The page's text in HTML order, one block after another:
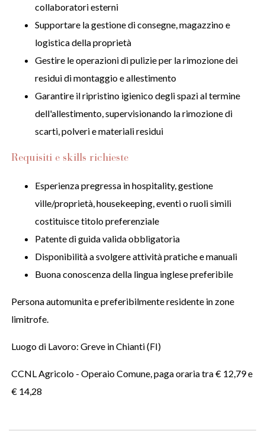
collaboratori esterni
Supportare la gestione di consegne, magazzino e
logistica della proprietà
Gestire le operazioni di pulizie per la rimozione dei
residui di montaggio e allestimento
Garantire il ripristino igienico degli spazi al termine
dell'allestimento, supervisionando la rimozione di
scarti, polveri e materiali residui
Requisiti e skills richieste
Esperienza pregressa in hospitality, gestione
ville/proprietà, housekeeping, eventi o ruoli simili
costituisce titolo preferenziale
Patente di guida valida obbligatoria
Disponibilità a svolgere attività pratiche e manuali
Buona conoscenza della lingua inglese preferibile
Persona automunita e preferibilmente residente in zone
limitrofe.
Luogo di Lavoro: Greve in Chianti (FI)
CCNL Agricolo - Operaio Comune, paga oraria tra € 12,79 e
€ 14,28